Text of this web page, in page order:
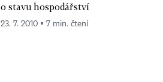
o stavu hospodářství
23. 7. 2010 ▪ 7 min. čtení